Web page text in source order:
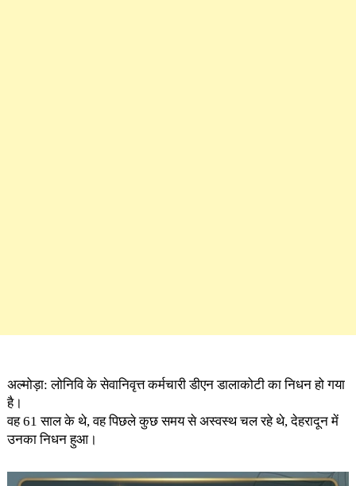
अल्मोड़ा: लोनिवि के सेवानिवृत्त कर्मचारी डीएन डालाकोटी का निधन हो गया
है।
वह 61 साल के थे, वह पिछले कुछ समय से अस्वस्थ चल रहे थे, देहरादून में
उनका निधन हुआ।